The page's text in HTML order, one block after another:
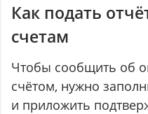
Как подать
счетам
Чтобы сообщить об
счётом, нужно
и приложить